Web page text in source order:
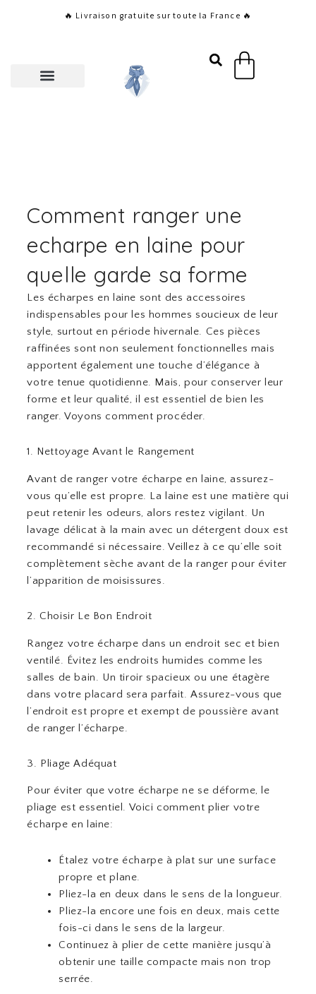
🔥 Livraison gratuite sur toute la France 🔥
Panier
Comment ranger une
echarpe en laine pour
quelle garde sa forme
Les écharpes en laine sont des accessoires
indispensables pour les hommes soucieux de leur
style, surtout en période hivernale. Ces pièces
raffinées sont non seulement fonctionnelles mais
apportent également une touche d’élégance à
votre tenue quotidienne. Mais, pour conserver leur
forme et leur qualité, il est essentiel de bien les
ranger. Voyons comment procéder.
1. Nettoyage Avant le Rangement
Avant de ranger votre écharpe en laine, assurez-
vous qu’elle est propre. La laine est une matière qui
peut retenir les odeurs, alors restez vigilant. Un
lavage délicat à la main avec un détergent doux est
recommandé si nécessaire. Veillez à ce qu’elle soit
complètement sèche avant de la ranger pour éviter
l’apparition de moisissures.
2. Choisir Le Bon Endroit
Rangez votre écharpe dans un endroit sec et bien
ventilé. Évitez les endroits humides comme les
salles de bain. Un tiroir spacieux ou une étagère
dans votre placard sera parfait. Assurez-vous que
l’endroit est propre et exempt de poussière avant
de ranger l’écharpe.
3. Pliage Adéquat
Pour éviter que votre écharpe ne se déforme, le
pliage est essentiel. Voici comment plier votre
écharpe en laine:
Étalez votre écharpe à plat sur une surface
propre et plane.
Pliez-la en deux dans le sens de la longueur.
Pliez-la encore une fois en deux, mais cette
fois-ci dans le sens de la largeur.
Continuez à plier de cette manière jusqu’à
obtenir une taille compacte mais non trop
serrée.